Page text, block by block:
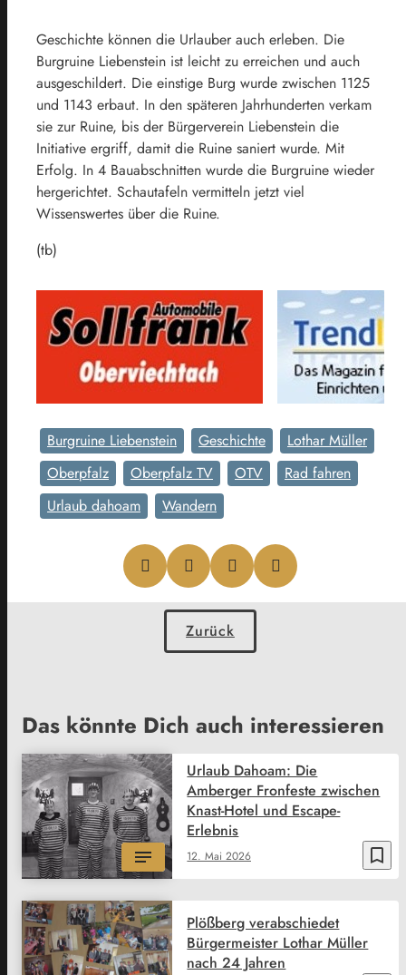
Geschichte können die Urlauber auch erleben. Die
Burgruine Liebenstein ist leicht zu erreichen und auch
ausgeschildert. Die einstige Burg wurde zwischen 1125
und 1143 erbaut. In den späteren Jahrhunderten verkam
sie zur Ruine, bis der Bürgerverein Liebenstein die
Initiative ergriff, damit die Ruine saniert wurde. Mit
Erfolg. In 4 Bauabschnitten wurde die Burgruine wieder
hergerichtet. Schautafeln vermitteln jetzt viel
Wissenswertes über die Ruine.
(tb)
Burgruine Liebenstein Geschichte
Lothar Müller
Oberpfalz
Oberpfalz TV OTV
Rad fahren
Urlaub dahoam
Wandern
Zurück
Das könnte Dich auch interessieren
bookmark_border
12. Mai 2026
Urlaub Dahoam: Die
Amberger Fronfeste zwischen
Knast-Hotel und Escape-
Erlebnis
Plößberg verabschiedet
Bürgermeister Lothar Müller
nach 24 Jahren